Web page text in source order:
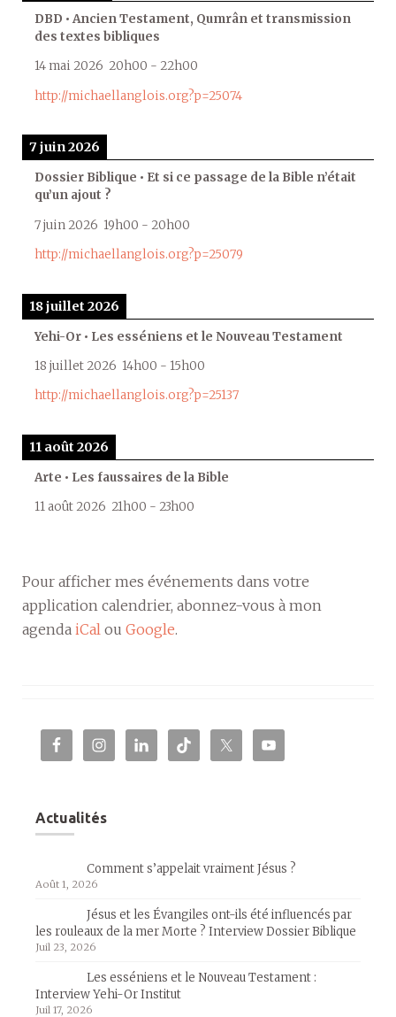
DBD • Ancien Testament, Qumrân et transmission
des textes bibliques
14 mai 2026 20h00 - 22h00
http://michaellanglois.org?p=25074
7 juin 2026
Dossier Biblique • Et si ce passage de la Bible n’était
qu’un ajout ?
7 juin 2026 19h00 - 20h00
http://michaellanglois.org?p=25079
18 juillet 2026
Yehi-Or • Les esséniens et le Nouveau Testament
18 juillet 2026 14h00 - 15h00
http://michaellanglois.org?p=25137
11 août 2026
Arte • Les faussaires de la Bible
11 août 2026 21h00 - 23h00
Pour afficher mes événements dans votre
application calendrier, abonnez-vous à mon
agenda iCal ou Google.
Actualités
Comment s’appelait vraiment Jésus ?
Août 1, 2026
Jésus et les Évangiles ont-ils été influencés par
les rouleaux de la mer Morte ? Interview Dossier Biblique
Juil 23, 2026
Les esséniens et le Nouveau Testament :
Interview Yehi-Or Institut
Juil 17, 2026